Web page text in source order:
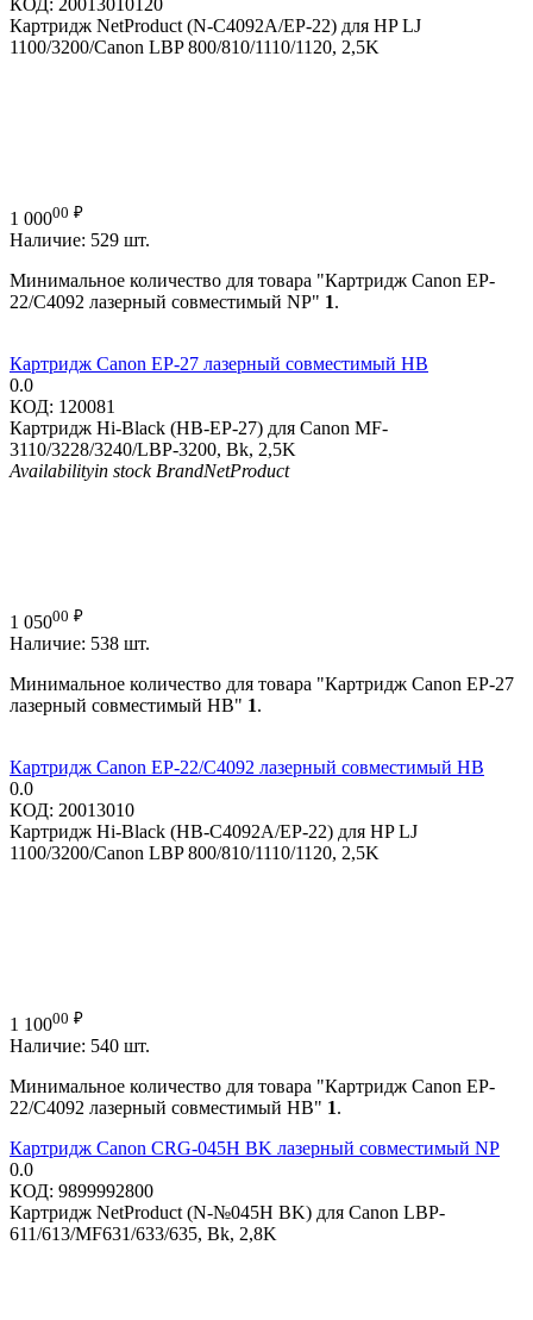
КОД: 20013010120
Картридж NetProduct (N-C4092A/EP-22) для HP LJ
1100/3200/Canon LBP 800/810/1110/1120, 2,5K
1 00000 ₽
Наличие: 529 шт.
Минимальное количество для товара "Картридж Canon EP-
22/C4092 лазерный совместимый NP" 1.
Картридж Canon EP-27 лазерный совместимый HB
0.0
КОД: 120081
Картридж Hi-Black (HB-EP-27) для Canon MF-
3110/3228/3240/LBP-3200, Bk, 2,5K
Availabilityin stock BrandNetProduct
1 05000 ₽
Наличие: 538 шт.
Минимальное количество для товара "Картридж Canon EP-27
лазерный совместимый HB" 1.
Картридж Canon EP-22/C4092 лазерный совместимый HB
0.0
КОД: 20013010
Картридж Hi-Black (HB-C4092A/EP-22) для HP LJ
1100/3200/Canon LBP 800/810/1110/1120, 2,5K
1 10000 ₽
Наличие: 540 шт.
Минимальное количество для товара "Картридж Canon EP-
22/C4092 лазерный совместимый HB" 1.
Картридж Canon CRG-045H BK лазерный совместимый NP
0.0
КОД: 9899992800
Картридж NetProduct (N-№045H BK) для Canon LBP-
611/613/MF631/633/635, Bk, 2,8K